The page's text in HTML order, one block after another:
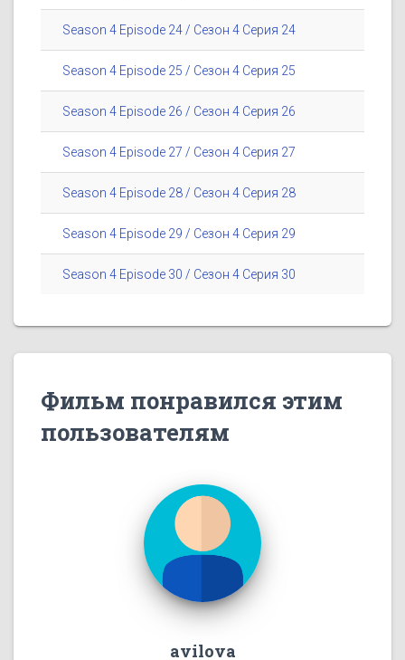
Season 4 Episode 24 / Сезон 4 Серия 24
Season 4 Episode 25 / Сезон 4 Серия 25
Season 4 Episode 26 / Сезон 4 Серия 26
Season 4 Episode 27 / Сезон 4 Серия 27
Season 4 Episode 28 / Сезон 4 Серия 28
Season 4 Episode 29 / Сезон 4 Серия 29
Season 4 Episode 30 / Сезон 4 Серия 30
Фильм понравился этим
пользователям
avilova